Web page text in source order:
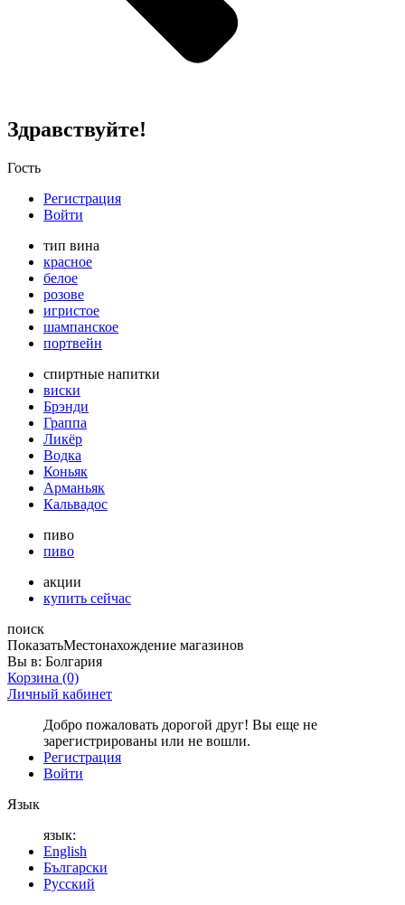
Здравствуйте!
Гость
Регистрация
Войти
тип вина
красное
белое
розове
игристое
шампанское
портвейн
спиртные напитки
виски
Брэнди
Граппа
Ликёр
Водка
Коньяк
Арманьяк
Кальвадос
пиво
пиво
акции
купить сейчас
поиск
ПоказатьМестонахождение магазинов
Вы в: Болгария
Корзина (0)
Личный кабинет
Добро пожаловать дорогой друг! Вы еще не
зарегистрированы или не вошли.
Регистрация
Войти
Язык
язык:
English
Български
Русский